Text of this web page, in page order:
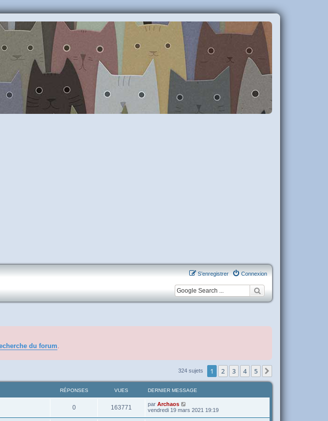
Connexion
S’enregistrer
du forum.
324 sujets 1 2 3 4 5
RÉPONSES VUES DERNIER MESSAGE
0 163771 par Archaos
vendredi 19 mars 2021 19:19